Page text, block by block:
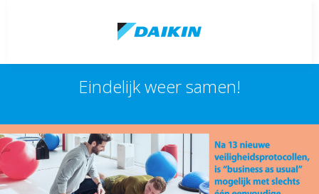
Eindelijk weer samen!